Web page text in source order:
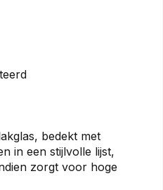
bedekt met
in een stijlvolle lijst,
zorgt voor hoge